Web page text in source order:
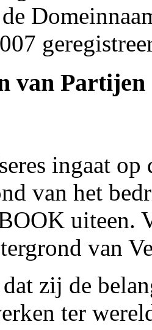
van Partijen
ingaat op
van het
uiteen.
van
zij de
ter